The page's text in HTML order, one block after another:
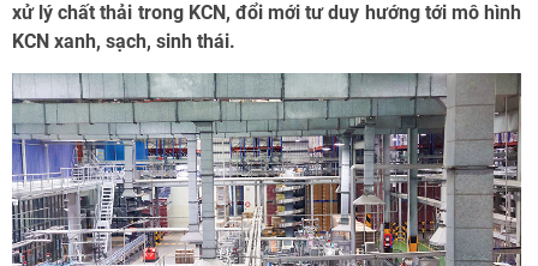
xử lý chất thải trong KCN, đổi mới tư duy hướng tới mô hình
KCN xanh, sạch, sinh thái.